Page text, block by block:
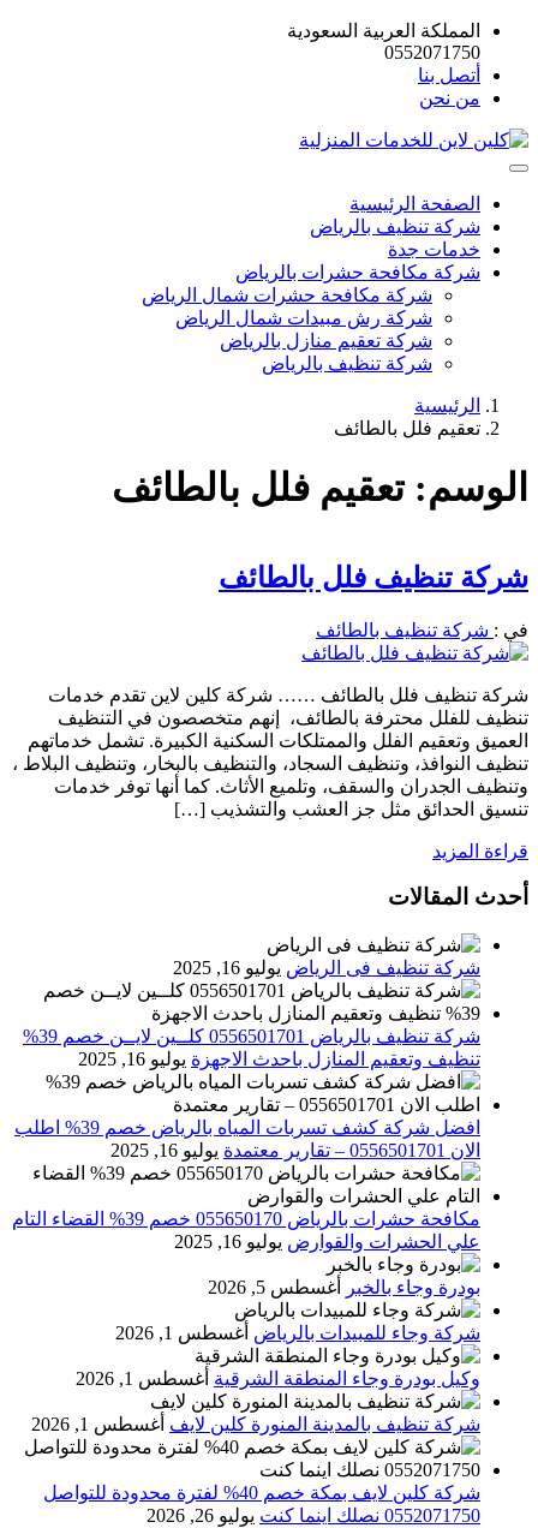
المملكة العربية السعودية
0552071750
أتصل بنا
من نحن
الصفحة الرئيسية
شركة تنظيف بالرياض
خدمات جدة
شركة مكافحة حشرات بالرياض
شركة مكافحة حشرات شمال الرياض
شركة رش مبيدات شمال الرياض
شركة تعقيم منازل بالرياض
شركة تنظيف بالرياض
الرئيسية
تعقيم فلل بالطائف
الوسم:تعقيم فلل بالطائف
شركة تنظيف فلل بالطائف
في : شركة تنظيف بالطائف
شركة تنظيف فلل بالطائف …… شركة كلين لاين تقدم خدمات
تنظيف للفلل محترفة بالطائف، إنهم متخصصون في التنظيف
العميق وتعقيم الفلل والممتلكات السكنية الكبيرة. تشمل خدماتهم
تنظيف النوافذ، وتنظيف السجاد، والتنظيف بالبخار، وتنظيف البلاط ،
وتنظيف الجدران والسقف، وتلميع الأثاث. كما أنها توفر خدمات
تنسيق الحدائق مثل جز العشب والتشذيب […]
قراءة المزيد
أحدث المقالات
شركة تنظيف فى الرياض يوليو 16, 2025
شركة تنظيف بالرياض 0556501701 كلــين لايــن خصم 39%
تنظيف وتعقيم المنازل باحدث الاجهزة يوليو 16, 2025
افضل شركة كشف تسربات المياه بالرياض خصم 39% اطلب
الان 0556501701‬‏ – تقارير معتمدة
يوليو 16, 2025
مكافحة حشرات بالرياض 055650170 خصم 39% القضاء التام
علي الحشرات والقوارض يوليو 16, 2025
بودرة وجاء بالخبر أغسطس 5, 2026
شركة وجاء للمبيدات بالرياض أغسطس 1, 2026
وكيل بودرة وجاء المنطقة الشرقية أغسطس 1, 2026
شركة تنظيف بالمدينة المنورة كلين لايف أغسطس 1, 2026
شركة كلين لايف بمكة خصم 40% لفترة محدودة للتواصل
0552071750 نصلك اينما كنت
يوليو 26, 2026